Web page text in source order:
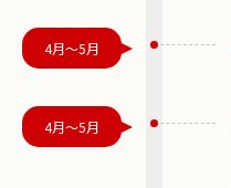
4月～5月
4月～5月